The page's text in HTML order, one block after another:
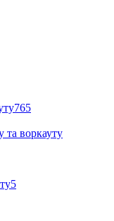
765
та воркауту
5